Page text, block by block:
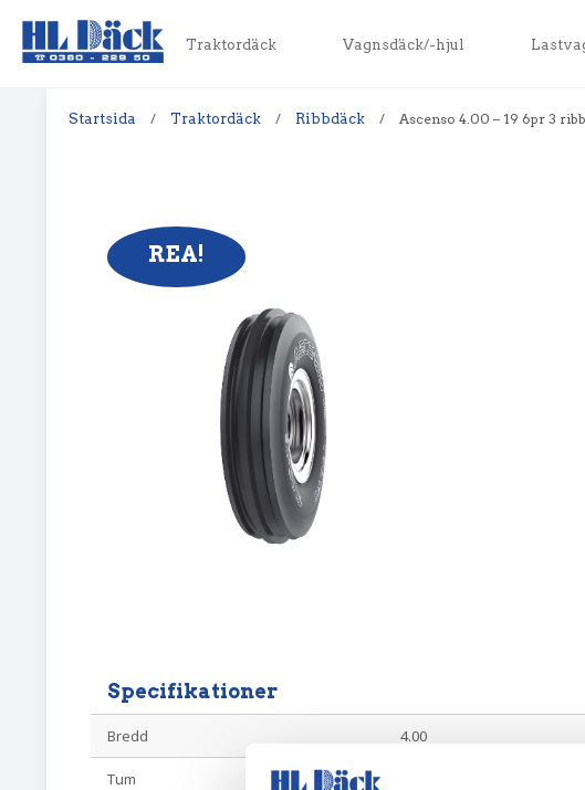
Traktordäck Vagnsdäck/-hjul
Startsida / Traktordäck / Ribbdäck / Ascenso 4.00 – 19 6pr 3
REA!
Specifikationer
Bredd 4.00
Tum